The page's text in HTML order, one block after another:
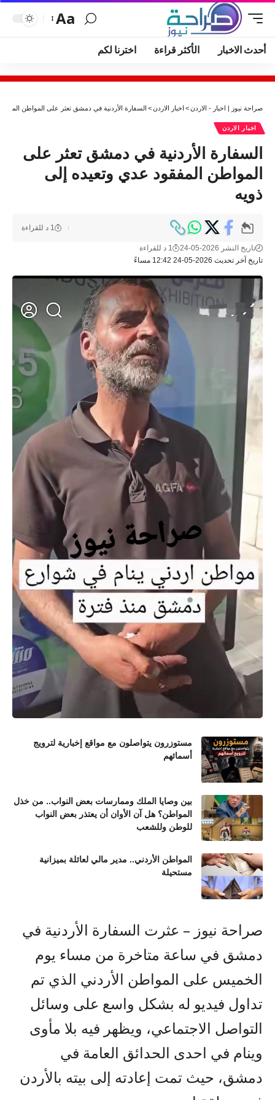
Aa
أحدث الاخبار الأكثر قراءة اخترنا لكم
صراحة نيوز | اخبار - الاردن> اخبار الاردن> السفارة الأردنية في دمشق تعثر على المواطن
اخبار الاردن
السفارة الأردنية في دمشق تعثر على
المواطن المفقود عدي وتعيده إلى
ذويه
تاريخ آخر تحديث 2026-05-24 12:42 مساءً
تاريخ النشر 2026-05-24 1 د للقراءة
1 د للقراءة
مستوزرون يتواصلون مع مواقع إخبارية لترويج
أسمائهم
بين وصايا الملك وممارسات بعض النواب.. من خذل
المواطن؟ هل آن الأوان أن يعتذر بعض النواب
للوطن وللشعب
المواطن الأردني.. مدير مالي لعائلة بميزانية
مستحيلة
صراحة نيوز – عثرت السفارة الأردنية في
دمشق في ساعة متاخرة من مساء يوم
الخميس على المواطن الأردني الذي تم
تداول فيديو له بشكل واسع على وسائل
التواصل الاجتماعي، ويظهر فيه بلا مأوى
وينام في احدى الحدائق العامة في
دمشق، حيث تمت إعادته إلى بيته بالأردن